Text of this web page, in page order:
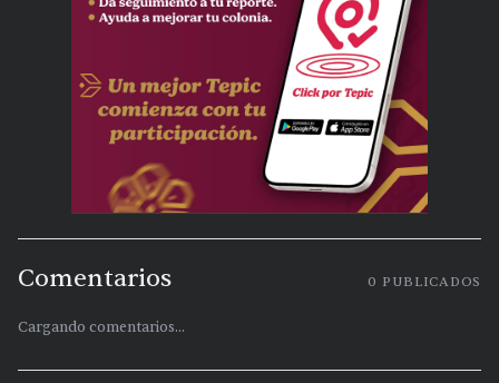
Comentarios 0 PUBLICADOS
Cargando comentarios...